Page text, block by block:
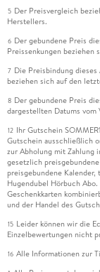
5 Der Preisvergleich
Herstellers.
6 Der gebundene Preis
Preissenkungen beziehen
7 Die Preisbindung
beziehen sich auf den
8 Der gebundene Preis
dargestellten Datums vom
12 Ihr Gutschein
Gutschein ausschließlich
zur Abholung mit
gesetzlich
preisgebundene
Hugendubel Hörbuch
Geschenkkarten
und der Handel des
15 Leider können wir die
Einzelbewertungen nicht
16 Alle Informationen zur